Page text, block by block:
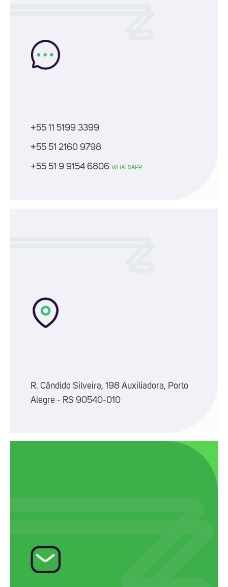
+55 11 5199 3399
+55 51 2160 9798
+55 51 9 9154 6806 WHATSAPP
R. Cândido Silveira, 198 Auxiliadora, Porto
Alegre - RS 90540-010